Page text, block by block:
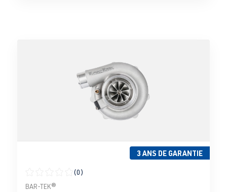
3 ANS DE GARANTIE
Note moyenne de 0 sur 5 étoiles
(0)
BAR-TEK®